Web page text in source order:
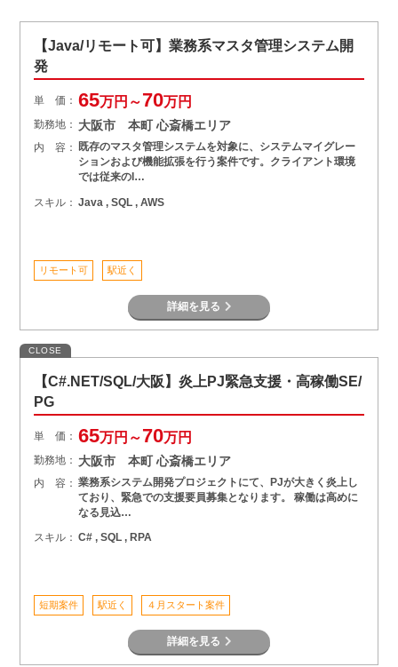
【Java/リモート可】業務系マスタ管理システム開
発
単 価： 65万円～70万円
勤務地： 大阪市 本町 心斎橋エリア
内 容：
既存のマスタ管理システムを対象に、システムマイグレー
ションおよび機能拡張を行う案件です。クライアント環境
では従来のI…
スキル： Java , SQL , AWS
リモート可 駅近く
詳細を見る
CLOSE
【C#.NET/SQL/大阪】炎上PJ緊急支援・高稼働SE/
PG
単 価： 65万円～70万円
勤務地： 大阪市 本町 心斎橋エリア
内 容： 業務系システム開発プロジェクトにて、PJが大きく炎上し
ており、緊急での支援要員募集となります。 稼働は高めに
なる見込…
スキル： C# , SQL , RPA
短期案件 駅近く ４月スタート案件
詳細を見る